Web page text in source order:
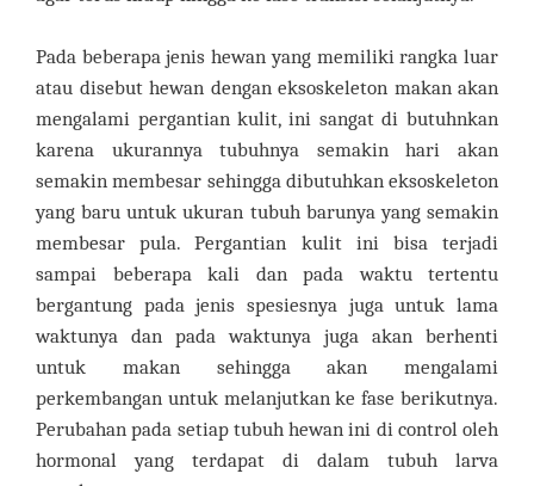
Pada beberapa jenis hewan yang memiliki rangka luar
atau disebut hewan dengan eksoskeleton makan akan
mengalami pergantian kulit, ini sangat di butuhnkan
karena ukurannya tubuhnya semakin hari akan
semakin membesar sehingga dibutuhkan eksoskeleton
yang baru untuk ukuran tubuh barunya yang semakin
membesar pula. Pergantian kulit ini bisa terjadi
sampai beberapa kali dan pada waktu tertentu
bergantung pada jenis spesiesnya juga untuk lama
waktunya dan pada waktunya juga akan berhenti
untuk makan sehingga akan mengalami
perkembangan untuk melanjutkan ke fase berikutnya.
Perubahan pada setiap tubuh hewan ini di control oleh
hormonal yang terdapat di dalam tubuh larva